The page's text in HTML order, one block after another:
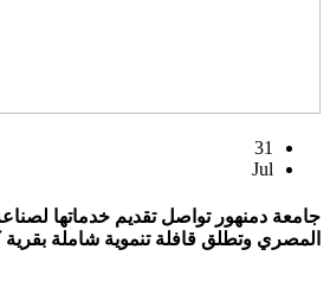
31
Jul
جامعة دمنهور تواصل تقديم خدماتها
المصري وتطلق قافلة تنموية شاملة